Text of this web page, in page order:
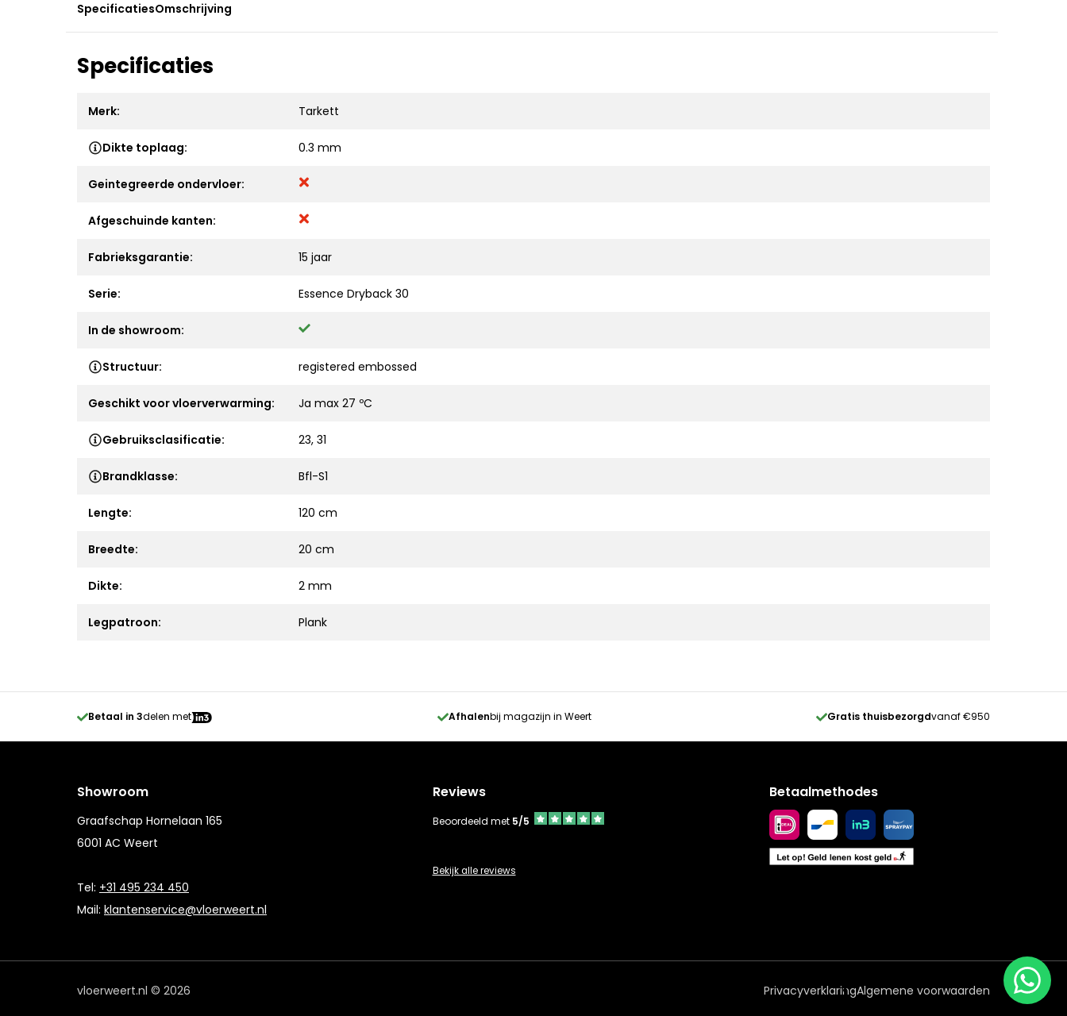
SpecificatiesOmschrijving
Specificaties
Merk: Tarkett
Dikte toplaag: 0.3 mm
Geintegreerde ondervloer:
Afgeschuinde kanten:
Fabrieksgarantie: 15 jaar
Serie: Essence Dryback 30
In de showroom:
Structuur: registered embossed
Geschikt voor vloerverwarming: Ja max 27 ºC
Gebruiksclasificatie: 23, 31
Brandklasse: Bfl-S1
Lengte: 120 cm
Breedte: 20 cm
Dikte: 2 mm
Legpatroon: Plank
Betaal in 3delen met Afhalenbij magazijn in Weert Gratis thuisbezorgdvanaf €950
Showroom
Graafschap Hornelaan 165
6001 AC Weert
Tel: +31 495 234 450
Mail: klantenservice@vloerweert.nl
Reviews
Beoordeeld met 5/5
Bekijk alle reviews
Betaalmethodes
vloerweert.nl © 2026 PrivacyverklaringAlgemene voorwaarden